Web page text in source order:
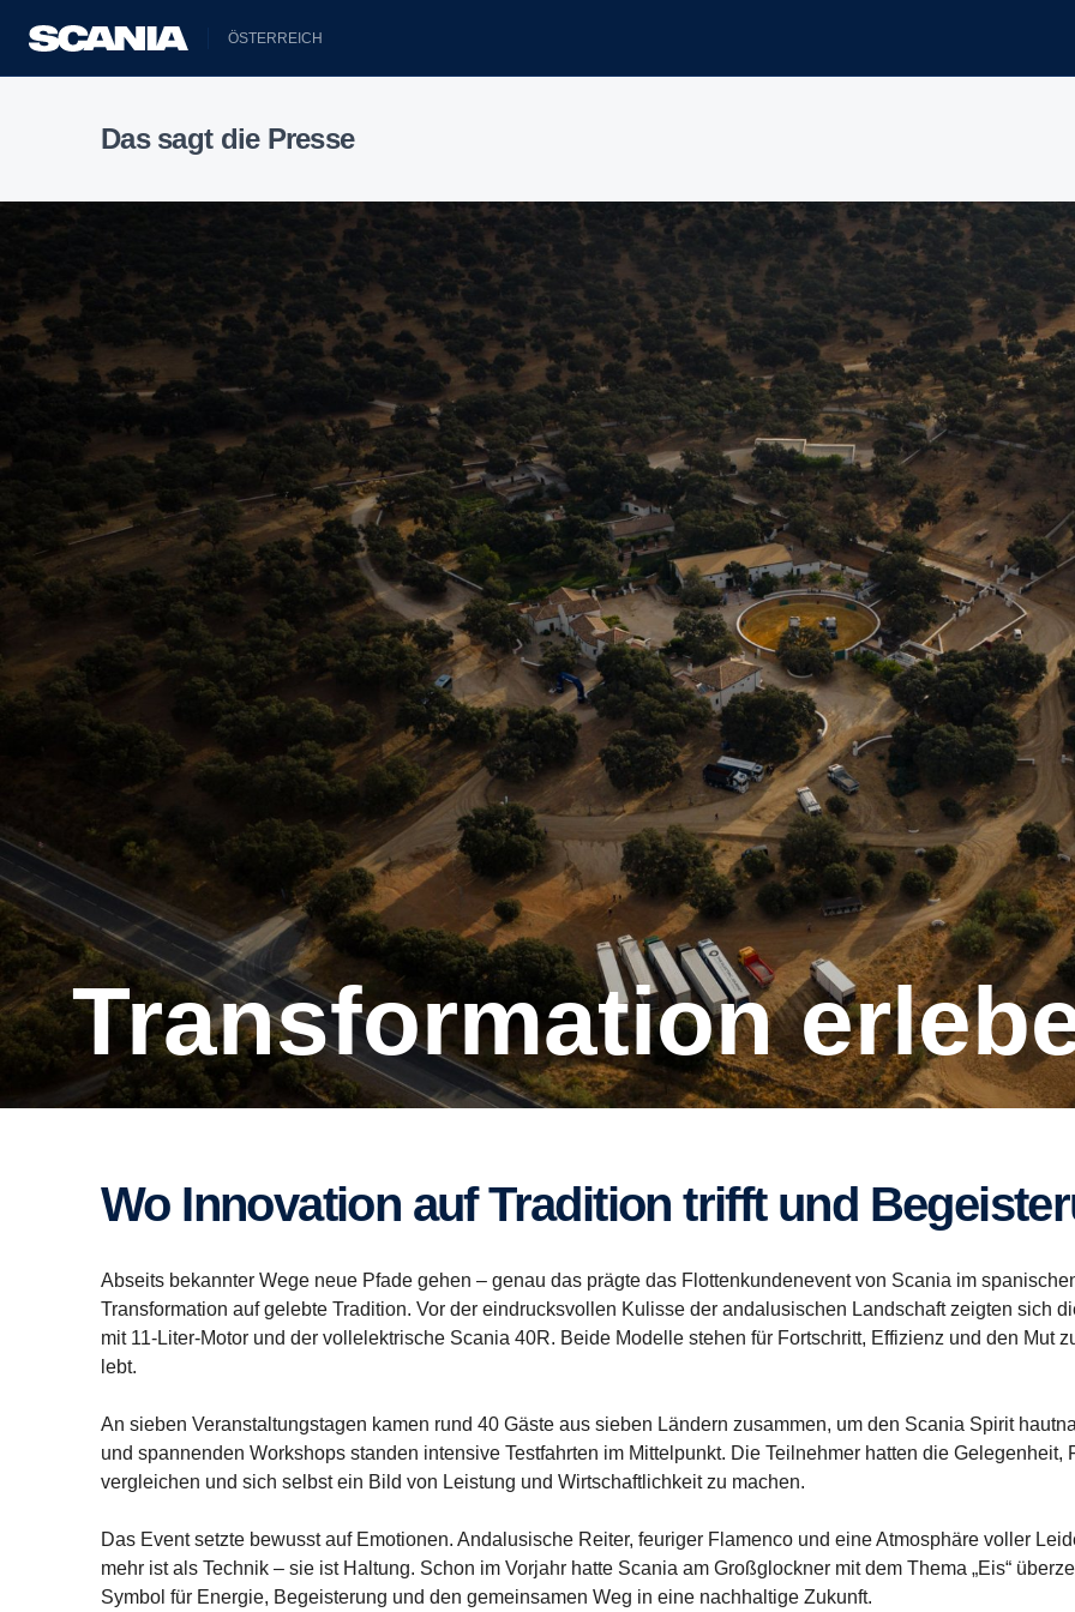
ÖSTERREICH
Das sagt die Presse
Transformation
Wo Innovation auf Tradition trifft und
Abseits bekannter Wege neue Pfade gehen – genau das prägte das Flottenkundenevent von Scania im
Transformation auf gelebte Tradition. Vor der eindrucksvollen Kulisse der andalusischen Landschaft zeigten sich
mit 11-Liter-Motor und der vollelektrische Scania 40R. Beide Modelle stehen für Fortschritt, Effizienz und den Mut
lebt.
An sieben Veranstaltungstagen kamen rund 40 Gäste aus sieben Ländern zusammen, um den Scania Spirit
und spannenden Workshops standen intensive Testfahrten im Mittelpunkt. Die Teilnehmer hatten die
vergleichen und sich selbst ein Bild von Leistung und Wirtschaftlichkeit zu machen.
Das Event setzte bewusst auf Emotionen. Andalusische Reiter, feuriger Flamenco und eine Atmosphäre voller
mehr ist als Technik – sie ist Haltung. Schon im Vorjahr hatte Scania am Großglockner mit dem Thema „Eis“
Symbol für Energie, Begeisterung und den gemeinsamen Weg in eine nachhaltige Zukunft.